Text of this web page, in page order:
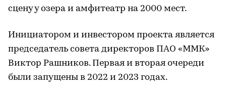
сцену у озера и амфитеатр на 2000 мест.
Инициатором и инвестором проекта является
председатель совета директоров ПАО «ММК»
Виктор Рашников. Первая и вторая очереди
были запущены в 2022 и 2023 годах.